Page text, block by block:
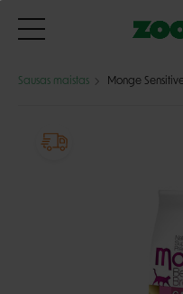
Sausas maistas Monge